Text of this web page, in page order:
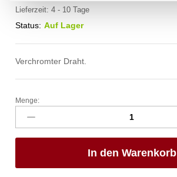
Lieferzeit:4 - 10 Tage
Status: Auf Lager
Verchromter Draht.
Serviettenhalter,
HENDI,
190x190x(H)65mm
Anzahl
Menge:
In den Warenkorb